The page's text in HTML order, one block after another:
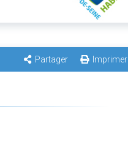
Partager Imprimer